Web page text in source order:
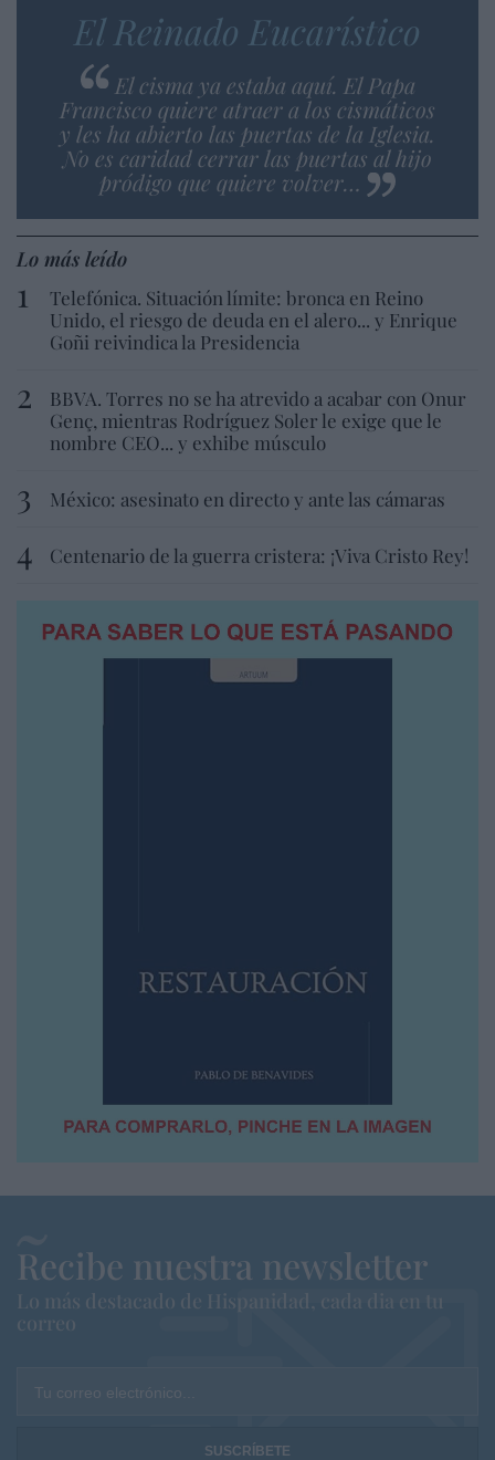
El Reinado Eucarístico
El cisma ya estaba aquí. El Papa
Francisco quiere atraer a los cismáticos
y les ha abierto las puertas de la Iglesia.
No es caridad cerrar las puertas al hijo
pródigo que quiere volver…
Lo más leído
Telefónica. Situación límite: bronca en Reino
Unido, el riesgo de deuda en el alero... y Enrique
Goñi reivindica la Presidencia
BBVA. Torres no se ha atrevido a acabar con Onur
Genç, mientras Rodríguez Soler le exige que le
nombre CEO... y exhibe músculo
México: asesinato en directo y ante las cámaras
Centenario de la guerra cristera: ¡Viva Cristo Rey!
Recibe nuestra newsletter
Lo más destacado de Hispanidad, cada dia en tu
correo
Tu correo electrónico...